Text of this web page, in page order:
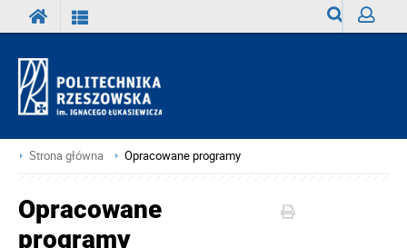
Strona główna Opracowane programy
Opracowane
programy